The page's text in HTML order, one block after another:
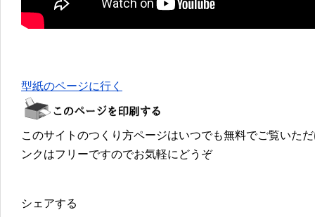
型紙のページに行く
このサイトのつくり方ページはいつでも無料でご覧いた
ンクはフリーですのでお気軽にどうぞ
シェアする